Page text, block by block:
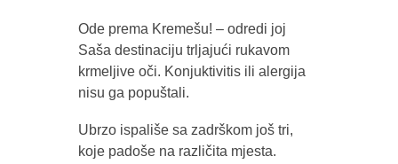
Ode prema Kremešu! – odredi joj
Saša destinaciju trljajući rukavom
krmeljive oči. Konjuktivitis ili alergija
nisu ga popuštali.
Ubrzo ispališe sa zadrškom još tri,
koje padoše na različita mjesta.